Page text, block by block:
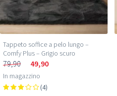
Tappeto soffice a pelo lungo –
Comfy Plus – Grigio scuro
79,90 49,90
In magazzino
(4)